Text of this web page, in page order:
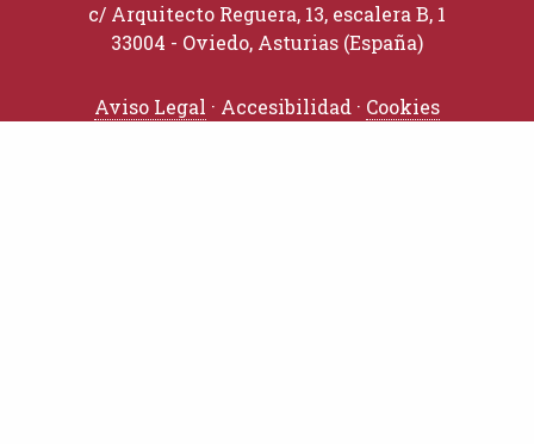
c/ Arquitecto Reguera, 13, escalera B, 1
33004 - Oviedo, Asturias (España)
Aviso Legal · Accesibilidad · Cookies